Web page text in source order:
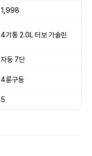
1,998
4기통 2.0L 터보 가솔린
자동 7단
4륜구동
5